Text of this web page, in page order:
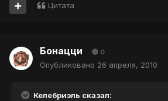
Цитата
Бонацци 0
Опубликовано 26 апреля, 2010
Келебриэль сказал: